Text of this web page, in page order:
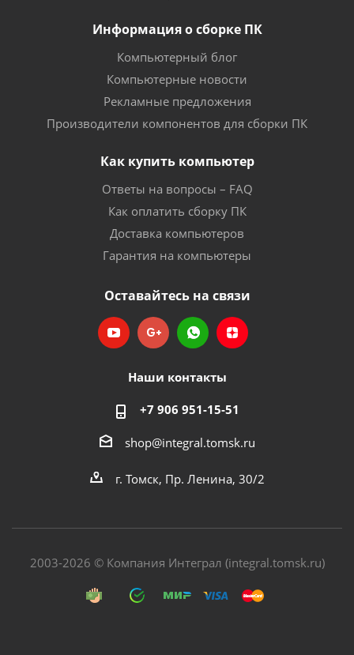
Информация о сборке ПК
Компьютерный блог
Компьютерные новости
Рекламные предложения
Производители компонентов для сборки ПК
Как купить компьютер
Ответы на вопросы – FAQ
Как оплатить сборку ПК
Доставка компьютеров
Гарантия на компьютеры
Оставайтесь на связи
Наши контакты
+7 906 951-15-51
shop@integral.tomsk.ru
г. Томск, Пр. Ленина, 30/2
2003-2026 © Компания Интеграл (integral.tomsk.ru)